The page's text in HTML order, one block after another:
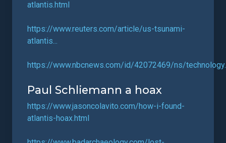
atlantis.html
https://www.reuters.com/article/us-tsunami-
atlantis...
https://www.nbcnews.com/id/42072469/ns/
Paul Schliemann a hoax
https://www.jasoncolavito.com/how-i-found-
atlantis-hoax.html